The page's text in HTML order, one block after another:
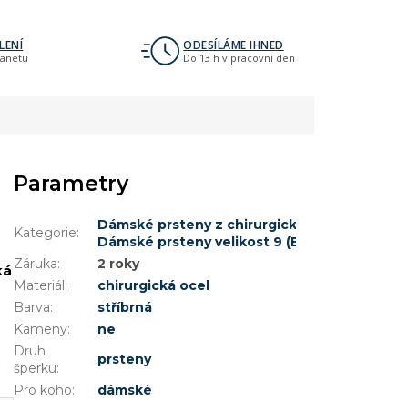
ODESÍLÁME IHNED
Do 13 h v pracovní den
Parametry
Kategorie: Dámské prsteny z chirurgické oceli
Dámské prsteny velikost 9 (EU: 59 - 61)
Záruka:
2 roky
Materiál:
chirurgická ocel
Barva:
stříbrná
Kameny:
ne
Druh
šperku:
prsteny
Pro koho:
dámské